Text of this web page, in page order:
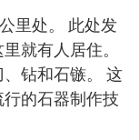
里处。 此处发
就有人居住。
钻和石镞。 这
的石器制作技